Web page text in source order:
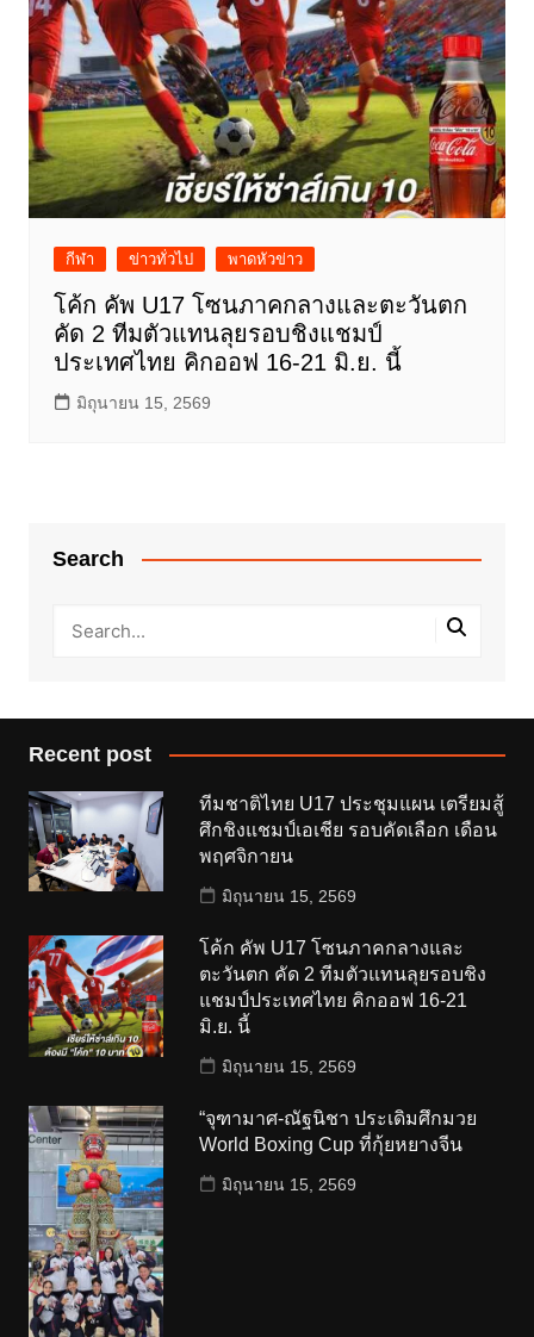
กีฬา ข่าวทั่วไป พาดหัวข่าว
โค้ก คัพ U17 โซนภาคกลางและตะวันตก
คัด 2 ทีมตัวแทนลุยรอบชิงแชมป์
ประเทศไทย คิกออฟ 16-21 มิ.ย. นี้
มิถุนายน 15, 2569
Search
Recent post
ทีมชาติไทย U17 ประชุมแผน เตรียมสู้
ศึกชิงแชมป์เอเชีย รอบคัดเลือก เดือน
พฤศจิกายน
มิถุนายน 15, 2569
โค้ก คัพ U17 โซนภาคกลางและ
ตะวันตก คัด 2 ทีมตัวแทนลุยรอบชิง
แชมป์ประเทศไทย คิกออฟ 16-21
มิ.ย. นี้
มิถุนายน 15, 2569
“จุฑามาศ-ณัฐนิชา ประเดิมศึกมวย
World Boxing Cup ที่กุ้ยหยางจีน
มิถุนายน 15, 2569